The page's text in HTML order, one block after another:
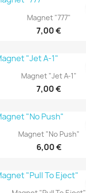
Magnet "777"
7,00 €
Magnet "Jet A-1"
7,00 €
Magnet "No Push"
6,00 €